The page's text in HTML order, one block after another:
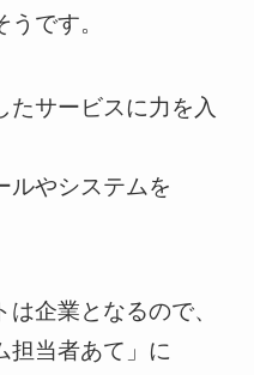
です。
たサービスに力を入
ルやシステムを
企業となるので、
担当者あて」に